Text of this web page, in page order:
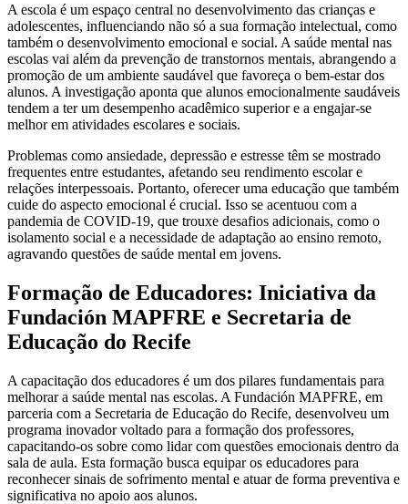
A escola é um espaço central no desenvolvimento das crianças e
adolescentes, influenciando não só a sua formação intelectual, como
também o desenvolvimento emocional e social. A saúde mental nas
escolas vai além da prevenção de transtornos mentais, abrangendo a
promoção de um ambiente saudável que favoreça o bem-estar dos
alunos. A investigação aponta que alunos emocionalmente saudáveis
tendem a ter um desempenho acadêmico superior e a engajar-se
melhor em atividades escolares e sociais.
Problemas como ansiedade, depressão e estresse têm se mostrado
frequentes entre estudantes, afetando seu rendimento escolar e
relações interpessoais. Portanto, oferecer uma educação que também
cuide do aspecto emocional é crucial. Isso se acentuou com a
pandemia de COVID-19, que trouxe desafios adicionais, como o
isolamento social e a necessidade de adaptação ao ensino remoto,
agravando questões de saúde mental em jovens.
Formação de Educadores: Iniciativa da
Fundación MAPFRE e Secretaria de
Educação do Recife
A capacitação dos educadores é um dos pilares fundamentais para
melhorar a saúde mental nas escolas. A Fundación MAPFRE, em
parceria com a Secretaria de Educação do Recife, desenvolveu um
programa inovador voltado para a formação dos professores,
capacitando-os sobre como lidar com questões emocionais dentro da
sala de aula. Esta formação busca equipar os educadores para
reconhecer sinais de sofrimento mental e atuar de forma preventiva e
significativa no apoio aos alunos.